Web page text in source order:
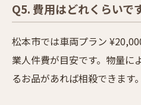
Q5. 費用はどれくらいで
松本市では車両プラン
業人件費が目安です。物量に
るお品があれば相殺できます。